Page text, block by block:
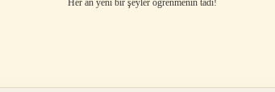
Her an yeni bir şeyler öğrenmenin tadı!